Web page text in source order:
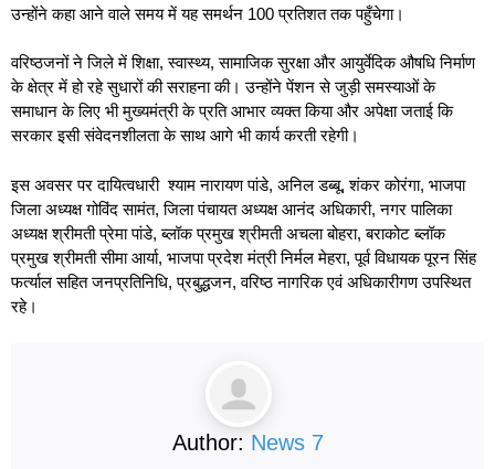
उन्होंने कहा आने वाले समय में यह समर्थन 100 प्रतिशत तक पहुँचेगा।
वरिष्ठजनों ने जिले में शिक्षा, स्वास्थ्य, सामाजिक सुरक्षा और आयुर्वेदिक औषधि निर्माण
के क्षेत्र में हो रहे सुधारों की सराहना की। उन्होंने पेंशन से जुड़ी समस्याओं के
समाधान के लिए भी मुख्यमंत्री के प्रति आभार व्यक्त किया और अपेक्षा जताई कि
सरकार इसी संवेदनशीलता के साथ आगे भी कार्य करती रहेगी।
इस अवसर पर दायित्वधारी श्याम नारायण पांडे, अनिल डब्बू, शंकर कोरंगा, भाजपा
जिला अध्यक्ष गोविंद सामंत, जिला पंचायत अध्यक्ष आनंद अधिकारी, नगर पालिका
अध्यक्ष श्रीमती प्रेमा पांडे, ब्लॉक प्रमुख श्रीमती अचला बोहरा, बराकोट ब्लॉक
प्रमुख श्रीमती सीमा आर्या, भाजपा प्रदेश मंत्री निर्मल मेहरा, पूर्व विधायक पूरन सिंह
फर्त्याल सहित जनप्रतिनिधि, प्रबुद्धजन, वरिष्ठ नागरिक एवं अधिकारीगण उपस्थित
रहे।
Author: News 7